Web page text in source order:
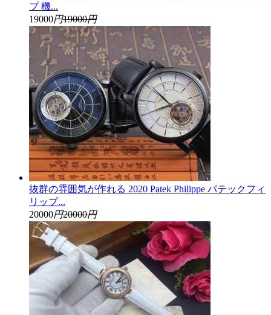
プ 機...
19000円19000円
抜群の雰囲気が作れる 2020 Patek Philippe パテックフィ
リップ...
20000円20000円